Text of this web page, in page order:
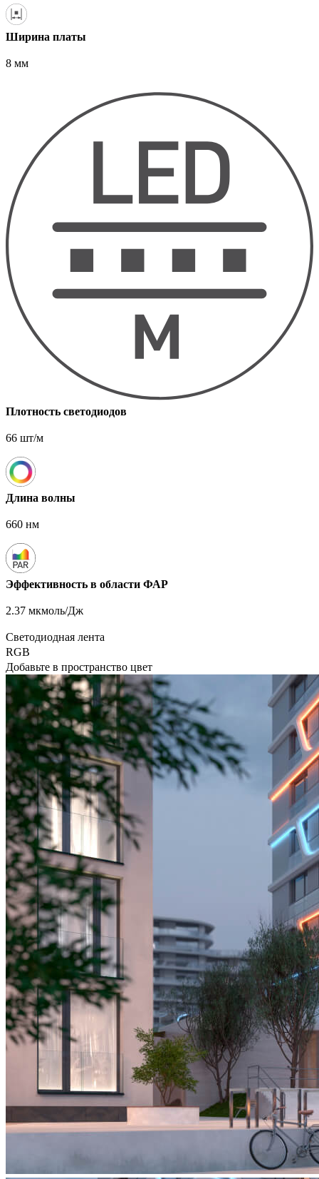
Ширина платы
8 мм
Плотность светодиодов
66 шт/м
Длина волны
660 нм
Эффективность в области ФАР
2.37 мкмоль/Дж
Светодиодная лента
RGB
Добавьте в пространство цвет